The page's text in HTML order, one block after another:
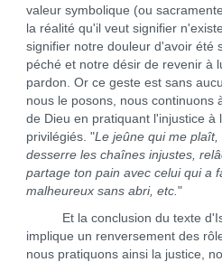
valeur symbolique (ou
la réalité qu'il veut signifier
signifier notre douleur d'avoir été
péché et notre désir de revenir à
pardon. Or ce geste est sans
nous le posons, nous continuons
de Dieu en pratiquant l'injustice à
privilégiés. "Le jeûne qui me plaît,
desserre les chaînes injustes,
partage ton pain avec celui qui a
malheureux sans abri, etc."
Et la conclusion du texte
implique un renversement des
nous pratiquons ainsi la justice,